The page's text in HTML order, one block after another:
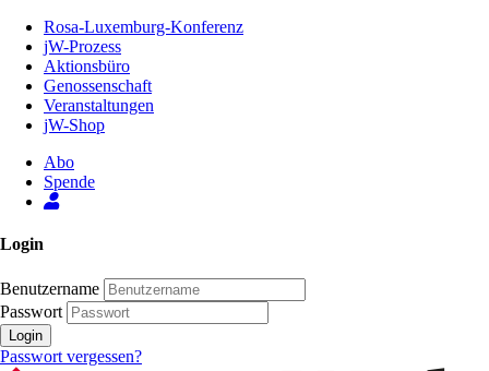
Inhalt
Seite
Rosa-Luxemburg-Konferenz
jW-Prozess
Aktionsbüro
Genossenschaft
Veranstaltungen
jW-Shop
Abo
Spende
Login
Benutzername
Passwort
Login
Passwort vergessen?